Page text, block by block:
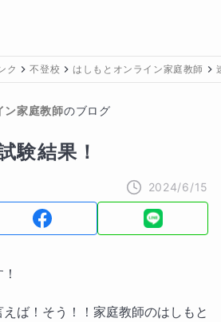
ク 不登校 はしもとオンライン家庭教師
ン家庭教師のブログ
験結果！
2024/6/15
ば！そう！！家庭教師のはしもと